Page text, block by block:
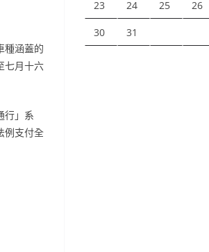
種涵蓋的
七月十六
行」系
例支付全
23 24 25 26
30 31